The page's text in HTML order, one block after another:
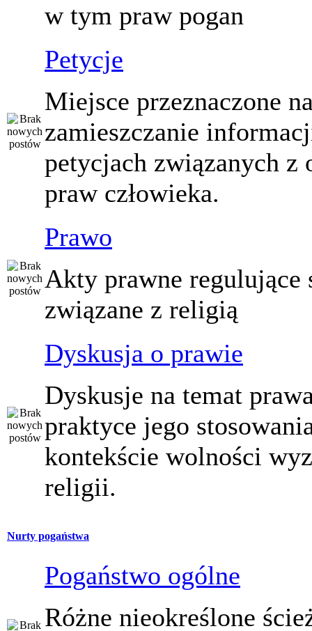
w tym praw pogan
Petycje
Miejsce przeznaczone
zamieszczanie
petycjach związanych z
praw człowieka.
Prawo
Akty prawne regulujące
związane z religią
Dyskusja o prawie
Dyskusje na temat
praktyce jego
kontekście wolności
religii.
Nurty pogaństwa
Pogaństwo ogólne
Różne nieokreślone